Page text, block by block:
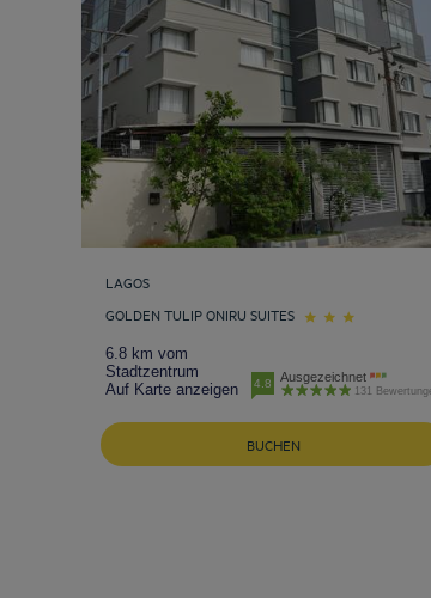
LAGOS
GOLDEN TULIP ONIRU SUITES
6.8 km vom
Stadtzentrum
Auf Karte anzeigen
4.8 Ausgezeichnet
131
BUCHEN